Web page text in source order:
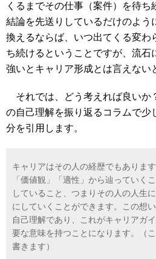
くるまでその仕事（案件）を待ち
結論を先送りしているだけのよう
換えるならば、いつ出てくる変わ
ち続けるということですが、流石
強いとキャリア形成とは言えない
それでは、どう考えれば良いか
の自己理解を振り返るコラムで少
分を引用します。
キャリアはその人の経歴でもありま
「価値観」「適性」から辿っていく
していること、つまりその人の人生
にしていくことができます。この想
自己理解であり、これがキャリアガ
要な意味を持つことになります。（
書きます）